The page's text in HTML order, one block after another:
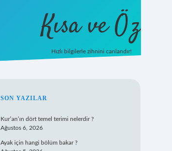
Kısa ve Öz
Hızlı bilgilerle zihnini canlandır!
SIDEBAR
SON YAZILAR
Kur’an’ın dört temel terimi nelerdir ?
Ağustos 6, 2026
Ayak için hangi bölüm bakar ?